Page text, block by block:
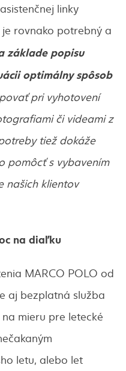
linky
rovnako potrebný a
základe popisu
optimálny spôsob
pri vyhotovení
či videami z
tiež dokáže
pomôcť s vybavením
našich klientov
na diaľku
MARCO POLO od
aj bezplatná služba
mieru pre letecké
letu, alebo let